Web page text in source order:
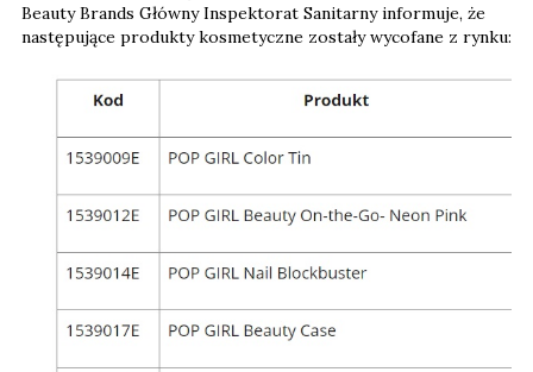
Beauty Brands Główny Inspektorat Sanitarny informuje, że
następujące produkty kosmetyczne zostały wycofane z rynku: